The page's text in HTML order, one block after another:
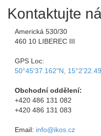
Kontaktujte
Americká 530/30
460 10 LIBEREC III
GPS Loc:
50°45'37.162"N,
Obchodní oddělení:
+420 486 131 082
+420 486 131 083
Email: info@ikos.cz